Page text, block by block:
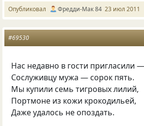
Опубликовал Фредди-Мак 84 23 июл 2011
#69530
Нас недавно в гости пригласили —
Сослуживцу мужа — сорок пять.
Мы купили семь тигровых лилий,
Портмоне из кожи крокодильей,
Даже удалось не опоздать.